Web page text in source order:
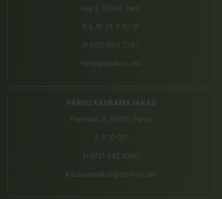
Riia 2, 51004 Tartu
E-L 10-21, P 10-19
(+372) 680 7787
tartu@bio4you.eu
PÄRNU KAUBAMAJAKAS
Papiniidu 8, 80010 Pärnu
E-P 10-20
(+372) 442 9390
kaubamajakas@bio4you.eu